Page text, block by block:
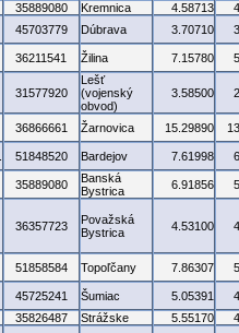
35889080 Kremnica 4.58713
45703779 Dúbrava 3.70710
36211541 Žilina 7.15780
31577920
Lešť
(vojenský
obvod)
3.58500
36866661 Žarnovica 15.29890
51848520 Bardejov 7.61998
35889080
Banská
Bystrica
6.91856
36357723
Považská
Bystrica
4.53100
51858584 Topoľčany 7.86307
45725241 Šumiac 5.05391
35826487 Strážske 5.55170